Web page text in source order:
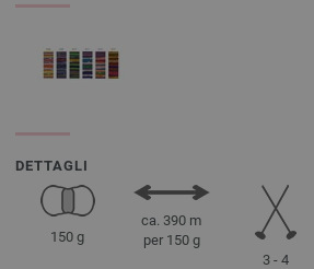
DETTAGLI
150 g
ca. 390 m
per 150 g
3 - 4